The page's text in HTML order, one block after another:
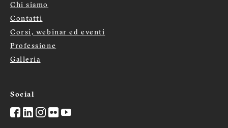
Menù
footer
Chi siamo
Contatti
Corsi, webinar ed eventi
Professione
Galleria
Social